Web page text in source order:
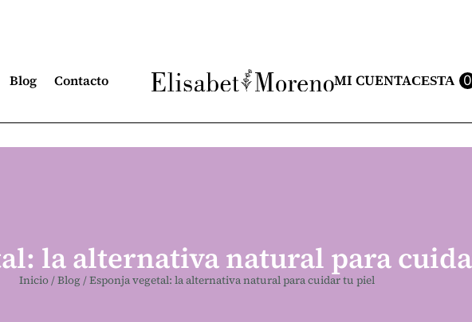
Blog Contacto MI CUENTA 0
la alternativa natural para
Inicio /Blog /Esponja vegetal: la alternativa natural para cuidar tu piel